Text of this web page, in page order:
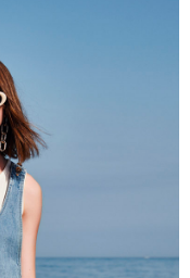
人之同意方可使用
失，本公司不負相關責
之用戶狀況，依本公司即
形，本公司將視審查結果
若發現惡意使用之情形，
度並採取法律行動。